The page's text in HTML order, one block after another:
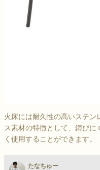
火床には耐久性の高いステン
ス素材の特徴として、錆び
く使用することができます。
たなちゅー